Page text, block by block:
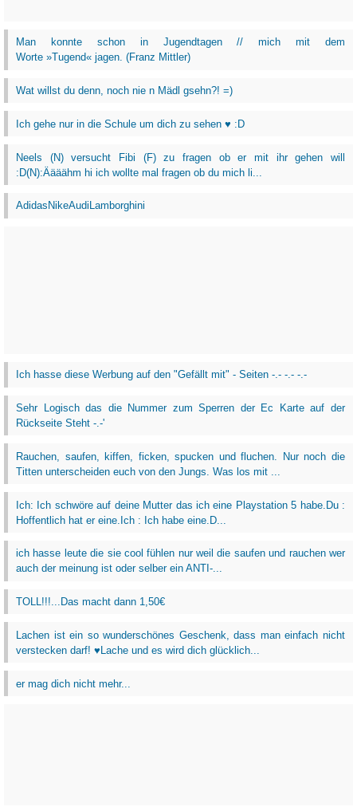
Man konnte schon in Jugendtagen // mich mit dem
Worte »Tugend« jagen. (Franz Mittler)
Wat willst du denn, noch nie n Mädl gsehn?! =)
Ich gehe nur in die Schule um dich zu sehen ♥ :D
Neels (N) versucht Fibi (F) zu fragen ob er mit ihr gehen will
:D(N):Äääähm hi ich wollte mal fragen ob du mich li...
AdidasNikeAudiLamborghini
Ich hasse diese Werbung auf den "Gefällt mit" - Seiten -.- -.- -.-
Sehr Logisch das die Nummer zum Sperren der Ec Karte auf der
Rückseite Steht -.-'
Rauchen, saufen, kiffen, ficken, spucken und fluchen. Nur noch die
Titten unterscheiden euch von den Jungs. Was los mit ...
Ich: Ich schwöre auf deine Mutter das ich eine Playstation 5 habe.Du :
Hoffentlich hat er eine.Ich : Ich habe eine.D...
ich hasse leute die sie cool fühlen nur weil die saufen und rauchen wer
auch der meinung ist oder selber ein ANTI-...
TOLL!!!...Das macht dann 1,50€
Lachen ist ein so wunderschönes Geschenk, dass man einfach nicht
verstecken darf! ♥Lache und es wird dich glücklich...
er mag dich nicht mehr...